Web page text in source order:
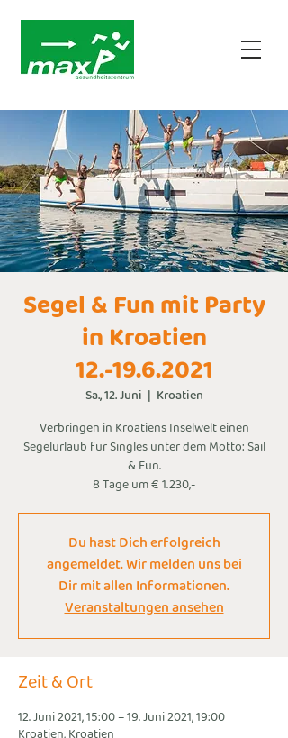
Segel & Fun mit Party
in Kroatien
12.-19.6.2021
Sa., 12. Juni
  |
Kroatien
Verbringen in Kroatiens Inselwelt einen
Segelurlaub für Singles unter dem Motto: Sail
& Fun.
8 Tage um € 1.230,-
Du hast Dich erfolgreich
angemeldet. Wir melden uns bei
Dir mit allen Informationen.
Veranstaltungen ansehen
Zeit & Ort
12. Juni 2021, 15:00 – 19. Juni 2021, 19:00